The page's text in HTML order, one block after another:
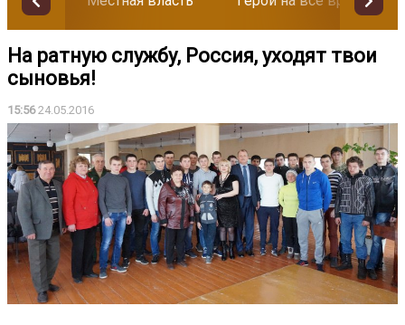
На ратную службу, Россия, уходят твои
сыновья!
15:5624.05.2016